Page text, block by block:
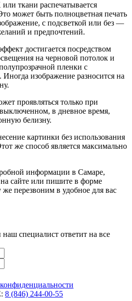
ткани распечатывается
может быть полноцветная печать
с подсветкой или без —
и предпочтений.
достигается посредством
на черновой потолок и
пленки с
изображение разносится на
проявляться только при
в дневное время,
белизну.
картинки без использования
же способ является максимально
информации в Самаре,
сайте или пишите в форме
перезвоним в удобное для вас
специалист ответит на все
8 (846) 244-00-55